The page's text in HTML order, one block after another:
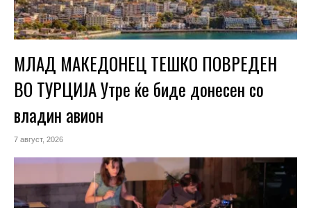
МЛАД МАКЕДОНЕЦ ТЕШКО ПОВРЕДЕН
ВО ТУРЦИЈА Утре ќе биде донесен со
владин авион
7 август, 2026